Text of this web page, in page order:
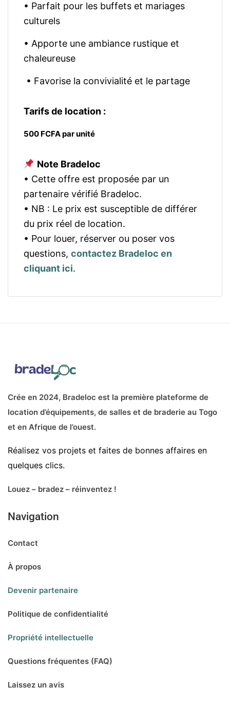
• Parfait pour les buffets et mariages
culturels
• Apporte une ambiance rustique et
chaleureuse
• Favorise la convivialité et le partage
Tarifs de location :
500 FCFA par unité
Note Bradeloc
• Cette offre est proposée par un
partenaire vérifié Bradeloc.
• NB : Le prix est susceptible de différer
du prix réel de location.
• Pour louer, réserver ou poser vos
questions, contactez Bradeloc en
cliquant ici.
Crée en 2024, Bradeloc est la première plateforme de
location d’équipements, de salles et de braderie au Togo
et en Afrique de l’ouest.
Réalisez vos projets et faites de bonnes affaires en
quelques clics.
Louez – bradez – réinventez !
Navigation
Contact
À propos
Devenir partenaire
Politique de confidentialité
Propriété intellectuelle
Questions fréquentes (FAQ)
Laissez un avis